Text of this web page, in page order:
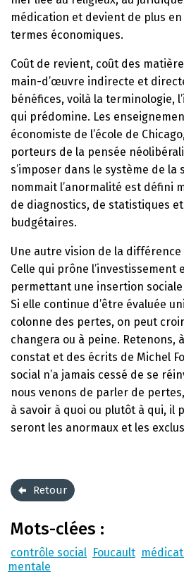
médication et devient de plus
termes économiques.
Coût de revient, coût des
main-d’œuvre indirecte et
bénéfices, voilà la terminologie,
qui prédomine. Les
économiste de l’école de
porteurs de la pensée
s’imposer dans le système de la
nommait l’anormalité est défini
de diagnostics, de statistiques
budgétaires.
Une autre vision de la
Celle qui prône l’investissement
permettant une insertion
Si elle continue d’être évaluée
colonne des pertes, on peut
changera ou à peine. Retenons,
constat et des écrits de Michel
social n’a jamais cessé de se
nous venons de parler de
à savoir à quoi ou plutôt à qui, il
seront les anormaux et les
Retour
Mots-clées :
contrôle social Foucault
mentale